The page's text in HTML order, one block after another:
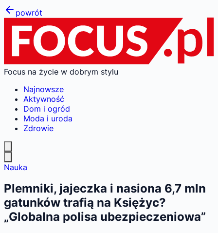
powrót
Focus na życie w dobrym stylu
Najnowsze
Aktywność
Dom i ogród
Moda i uroda
Zdrowie
Nauka
Plemniki, jajeczka i nasiona 6,7 mln
gatunków trafią na Księżyc?
„Globalna polisa ubezpieczeniowa”